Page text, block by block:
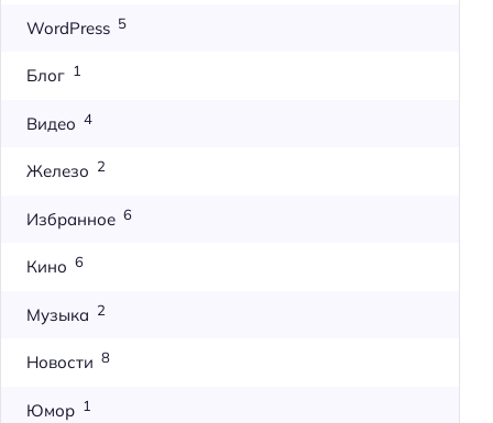
WordPress 5
Блог 1
Видео 4
Железо 2
Избранное 6
Кино 6
Музыка 2
Новости 8
Юмор 1